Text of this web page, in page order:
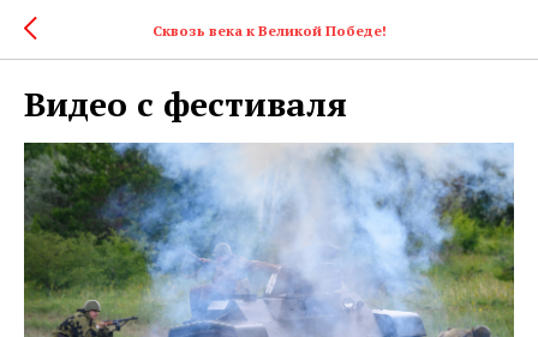
Сквозь века к Великой Победе!
Видео с фестиваля